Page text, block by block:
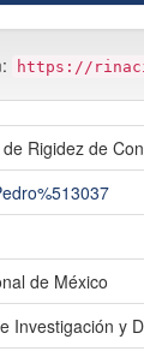
https://
Rigidez de
de México
Investigación y